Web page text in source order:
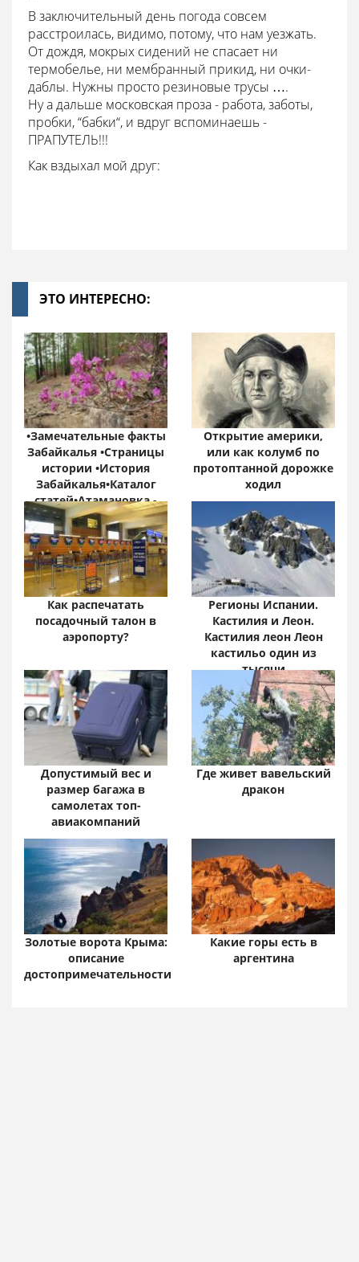
В заключительный день погода совсем
расстроилась, видимо, потому, что нам уезжать.
От дождя, мокрых сидений не спасает ни
термобелье, ни мембранный прикид, ни очки-
даблы. Нужны просто резиновые трусы ….
Ну а дальше московская проза - работа, заботы,
пробки, “бабки“, и вдруг вспоминаешь -
ПРАПУТЕЛЬ!!!
Как вздыхал мой друг:
ЭТО ИНТЕРЕСНО:
•Замечательные факты
Забайкалья •Страницы
истории •История
Забайкалья•Каталог
статей•Атамановка -
Онлайн•
Забайкальский край:
цифры и факты
Открытие америки,
или как колумб по
протоптанной дорожке
ходил
Как распечатать
посадочный талон в
аэропорту?
Регионы Испании.
Кастилия и Леон.
Кастилия леон Леон
кастильо один из
тысячи
Допустимый вес и
размер багажа в
самолетах топ-
авиакомпаний
Где живет вавельский
дракон
Золотые ворота Крыма:
описание
достопримечательности
Какие горы есть в
аргентина